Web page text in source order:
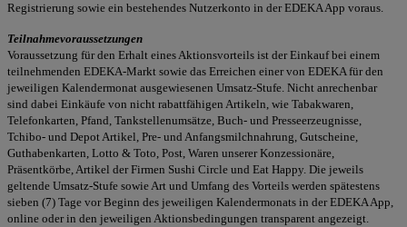
Registrierung sowie ein bestehendes Nutzerkonto in der EDEKA App voraus.
Teilnahmevoraussetzungen
Voraussetzung für den Erhalt eines Aktionsvorteils ist der Einkauf bei einem
teilnehmenden EDEKA-Markt sowie das Erreichen einer von EDEKA für den
jeweiligen Kalendermonat ausgewiesenen Umsatz-Stufe. Nicht anrechenbar
sind dabei Einkäufe von nicht rabattfähigen Artikeln, wie Tabakwaren,
Telefonkarten, Pfand, Tankstellenumsätze, Buch- und Presseerzeugnisse,
Tchibo- und Depot Artikel, Pre- und Anfangsmilchnahrung, Gutscheine,
Guthabenkarten, Lotto & Toto, Post, Waren unserer Konzessionäre,
Präsentkörbe, Artikel der Firmen Sushi Circle und Eat Happy. Die jeweils
geltende Umsatz-Stufe sowie Art und Umfang des Vorteils werden spätestens
sieben (7) Tage vor Beginn des jeweiligen Kalendermonats in der EDEKA App,
online oder in den jeweiligen Aktionsbedingungen transparent angezeigt.